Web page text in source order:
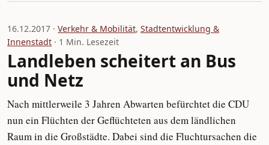
16.12.2017 · Verkehr & Mobilität, Stadtentwicklung &
Innenstadt · 1 Min. Lesezeit
Landleben scheitert an Bus
und Netz
Nach mittlerweile 3 Jahren Abwarten befürchtet die CDU
nun ein Flüchten der Geflüchteten aus dem ländlichen
Raum in die Großstädte. Dabei sind die Fluchtursachen die